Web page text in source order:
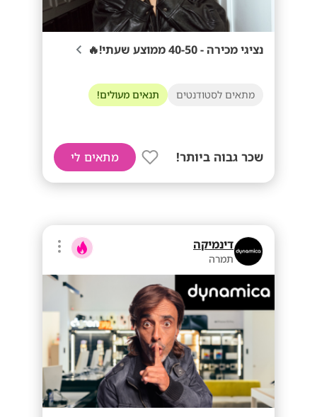
נציגי מכירה - 40-50 ממוצע שעתי!🔥
מתאים לסטודנטים תנאים מעולים!
שכר גבוה ביותר! מתאים לי
דינמיקה
תמרה